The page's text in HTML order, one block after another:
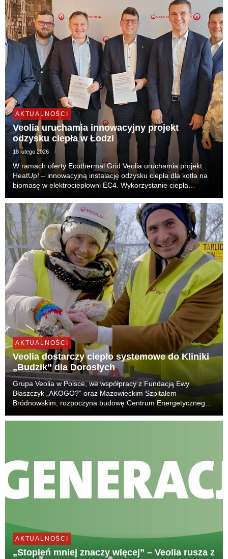
AKTUALNOŚCI
Veolia uruchamia innowacyjny projekt
odzysku ciepła w Łodzi
18 lutego 2026
W ramach oferty Ecothermal Grid Veolia uruchamia projekt
HeatUp! – innowacyjną instalację odzysku ciepła dla kotła na
biomasę w elektrociepłowni EC4. Wykorzystanie ciepła
osiągnięcia neutralności klimatycznej. Zwiększ...
AKTUALNOŚCI
Veolia dostarczy ciepło systemowe do Kliniki
„Budzik” dla Dorosłych
Grupa Veolia w Polsce, we współpracy z Fundacją Ewy
Błaszczyk „AKOGO?” oraz Mazowieckim Szpitalem
Bródnowskim, rozpoczyna budowę Centrum Energetycznego,
bezpieczne dostawy m.in. do Kliniki „Budzik” dla Dorosłych. To
AKTUALNOŚCI
„Stopień mniej znaczy więcej” – Veolia rusza z